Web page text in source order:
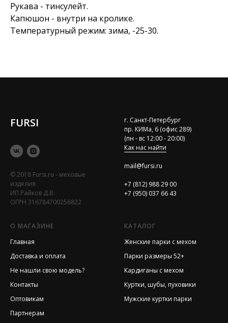
Рукава - тинсулейт.
Капюшон - внутри на кролике.
Температурный режим: зима, -25-30.
FURSI
© 2018 Fursi.ru - меховые
изделия
ИП Райков Д.В.
ОГРН 316784700256822
г. Санкт-Петербург
пр. КИМа, 6 (офис 289)
(пн - вс 12:00 - 20:00)
Как нас найти
mail@fursi.ru
+7 (812) 988 29 00
+7 (950) 037 66 43
О МАГАЗИНЕ
Главная
Доставка и оплата
Не нашли свою модель?
Контакты
Оптовикам
Партнерам
КАТАЛОГ
Женские парки с мехом
Парки размеры 52+
Кардиганы с мехом
Куртки, шубы, пуховики
Мужские куртки парки